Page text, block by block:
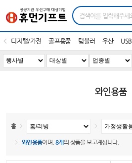
디지털/가전 골프용품 텀블러 우산 USB
와인용품
홈
와인용품이며,8개의 상품을 보고계십니다.